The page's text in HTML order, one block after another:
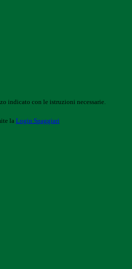
indicato con le istruzioni necessarie.
la Login Spaggiari